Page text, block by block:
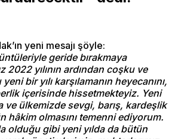
yeni mesajı şöyle:
geride bırakmaya
2022 yılının ardından coşku ve
bir yılı karşılamanın heyecanını,
içerisinde hissetmekteyiz. Yeni
ve ülkemizde sevgi, barış, kardeşlik
hâkim olmasını temenni ediyorum.
olduğu gibi yeni yılda da bütün